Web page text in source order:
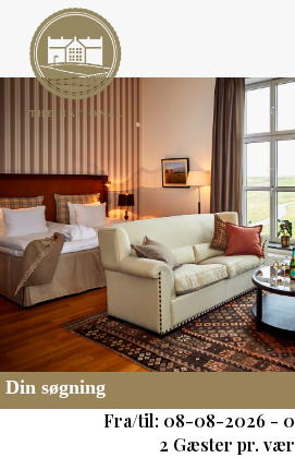
Din søgning
Fra/til: 08-08-2026 -
2 Gæster pr.